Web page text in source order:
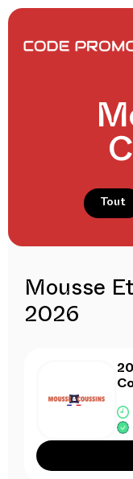
Tout
Mousse
2026